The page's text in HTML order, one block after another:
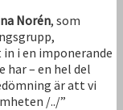
Norén, som
i en imponerande
har – en hel del
är att vi
/../”